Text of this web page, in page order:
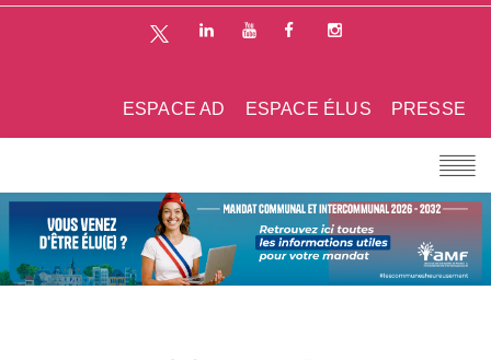
PRESSE
ESPACE ÉLUS
ESPACE AD